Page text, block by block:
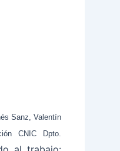
Sanz, Valentín
CNIC Dpto.